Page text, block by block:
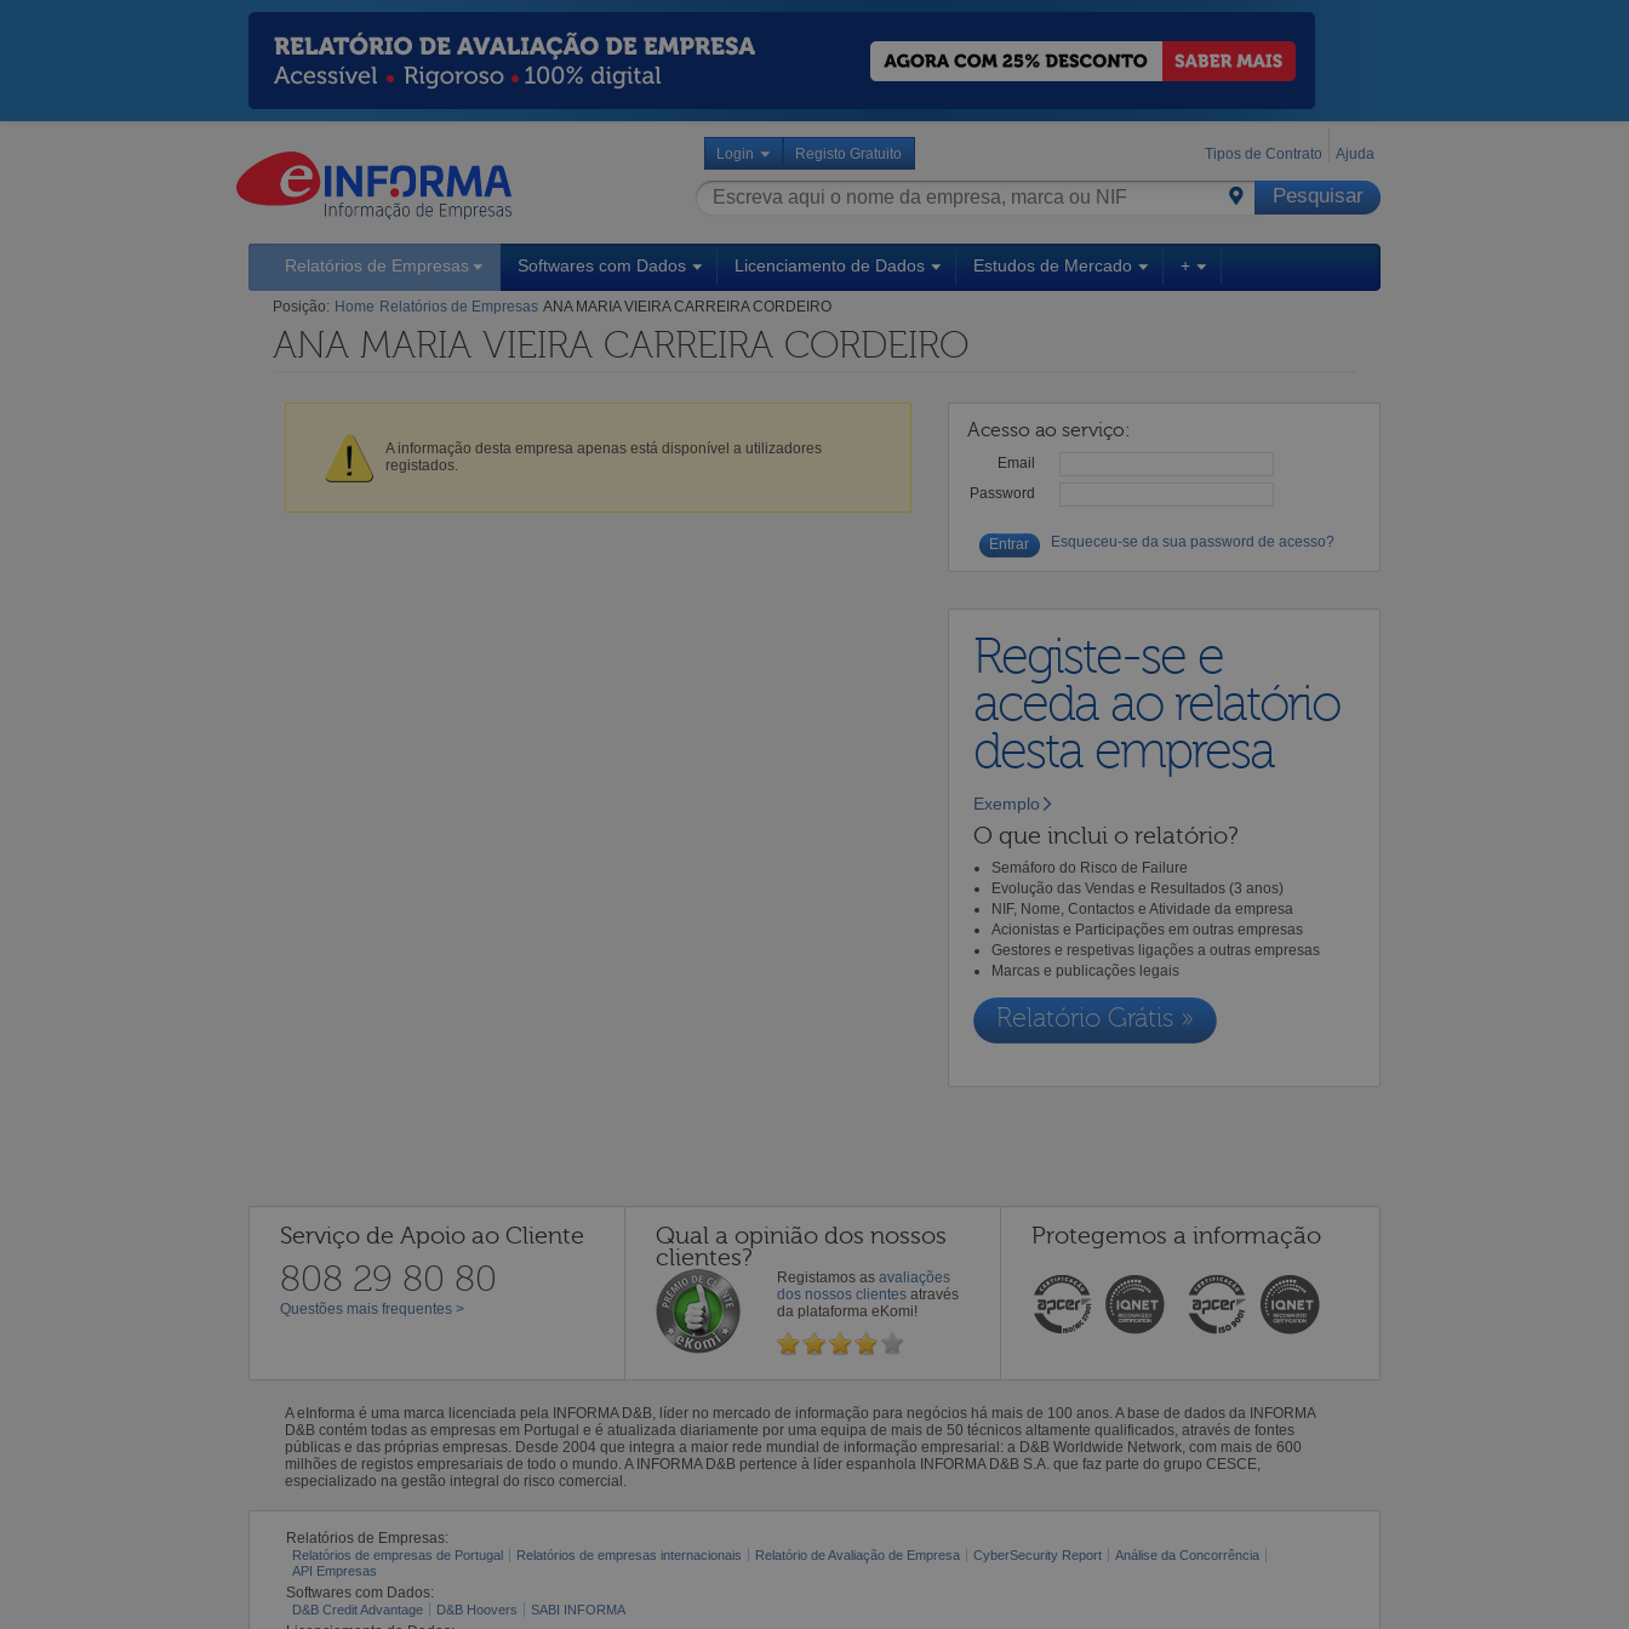
Login Registo Gratuito Tipos de Contrato Ajuda
Relatórios de Empresas Softwares com Dados Licenciamento de Dados Estudos de Mercado +
Posição: Home Relatórios de Empresas ANA MARIA VIEIRA CARREIRA CORDEIRO
ANA MARIA VIEIRA CARREIRA CORDEIRO
A informação desta empresa apenas está disponível a utilizadores
registados.
Acesso ao serviço:
Email
Password
Esqueceu-se da sua password de acesso?
Registe-se e
aceda ao relatório
desta empresa
Exemplo
O que inclui o relatório?
Semáforo do Risco de Failure
Evolução das Vendas e Resultados (3 anos)
NIF, Nome, Contactos e Atividade da empresa
Acionistas e Participações em outras empresas
Gestores e respetivas ligações a outras empresas
Marcas e publicações legais
Relatório Grátis »
Serviço de Apoio ao Cliente
808 29 80 80
Questões mais frequentes >
Qual a opinião dos nossos
clientes?
Registamos as avaliações
dos nossos clientes através
da plataforma eKomi!
Protegemos a informação
A eInforma é uma marca licenciada pela INFORMA D&B, líder no mercado de informação para negócios há mais de 100 anos. A base de dados da INFORMA
D&B contém todas as empresas em Portugal e é atualizada diariamente por uma equipa de mais de 50 técnicos altamente qualificados, através de fontes
públicas e das próprias empresas. Desde 2004 que integra a maior rede mundial de informação empresarial: a D&B Worldwide Network, com mais de 600
milhões de registos empresariais de todo o mundo. A INFORMA D&B pertence à líder espanhola INFORMA D&B S.A. que faz parte do grupo CESCE,
especializado na gestão integral do risco comercial.
Relatórios de Empresas:
Relatórios de empresas de Portugal Relatórios de empresas internacionais Relatório de Avaliação de Empresa CyberSecurity Report
Análise da Concorrência
API Empresas
Softwares com Dados:
D&B Credit Advantage D&B Hoovers SABI INFORMA